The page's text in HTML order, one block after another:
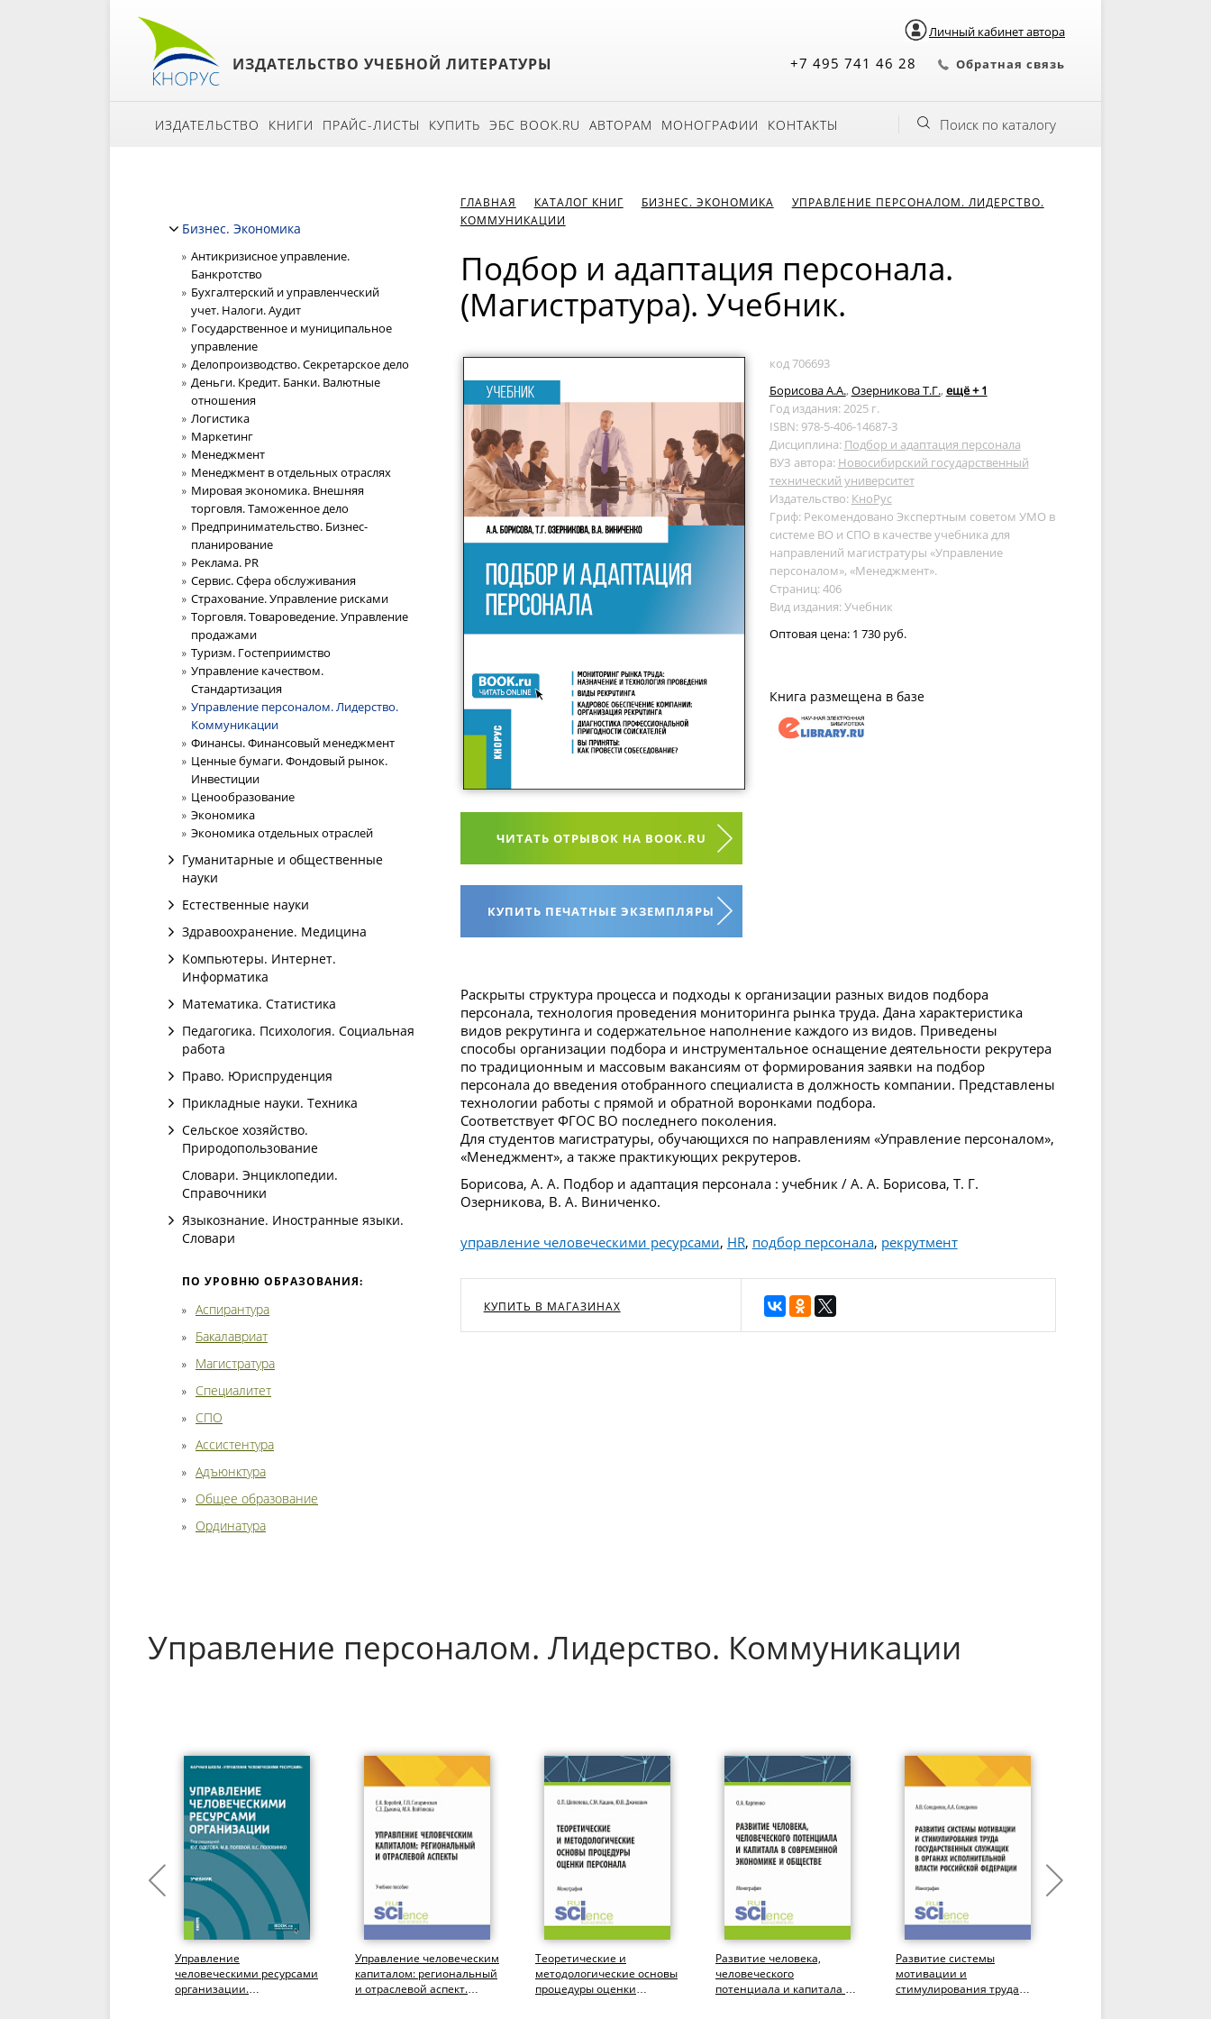
Личный кабинет автора
ИЗДАТЕЛЬСТВО УЧЕБНОЙ ЛИТЕРАТУРЫ +7 495 741 46 28 Обратная связь
ИЗДАТЕЛЬСТВО КНИГИ ПРАЙС-ЛИСТЫ КУПИТЬ ЭБС BOOK.RU АВТОРАМ МОНОГРАФИИ КОНТАКТЫ Поиск по каталогу
Бизнес. Экономика
Антикризисное управление.
Банкротство
Бухгалтерский и управленческий
учет. Налоги. Аудит
Государственное и муниципальное
управление
Делопроизводство. Секретарское дело
Деньги. Кредит. Банки. Валютные
отношения
Логистика
Маркетинг
Менеджмент
Менеджмент в отдельных отраслях
Мировая экономика. Внешняя
торговля. Таможенное дело
Предпринимательство. Бизнес-
планирование
Реклама. PR
Сервис. Сфера обслуживания
Страхование. Управление рисками
Торговля. Товароведение. Управление
продажами
Туризм. Гостеприимство
Управление качеством.
Стандартизация
Управление персоналом. Лидерство.
Коммуникации
Финансы. Финансовый менеджмент
Ценные бумаги. Фондовый рынок.
Инвестиции
Ценообразование
Экономика
Экономика отдельных отраслей
Гуманитарные и общественные
науки
Естественные науки
Здравоохранение. Медицина
Компьютеры. Интернет.
Информатика
Математика. Статистика
Педагогика. Психология. Социальная
работа
Право. Юриспруденция
Прикладные науки. Техника
Сельское хозяйство.
Природопользование
Словари. Энциклопедии.
Справочники
Языкознание. Иностранные языки.
Словари
ПО УРОВНЮ ОБРАЗОВАНИЯ:
Аспирантура
Бакалавриат
Магистратура
Специалитет
СПО
Ассистентура
Адъюнктура
Общее образование
Ординатура
ГЛАВНАЯ КАТАЛОГ КНИГ БИЗНЕС. ЭКОНОМИКА
УПРАВЛЕНИЕ ПЕРСОНАЛОМ. ЛИДЕРСТВО.
КОММУНИКАЦИИ
Подбор и адаптация персонала.
(Магистратура). Учебник.
ЧИТАТЬ ОТРЫВОК НА BOOK.RU
КУПИТЬ ПЕЧАТНЫЕ ЭКЗЕМПЛЯРЫ
код 706693
Борисова А.А., Озерникова Т.Г., ещё + 1
Год издания: 2025 г.
ISBN: 978-5-406-14687-3
Дисциплина: Подбор и адаптация персонала
ВУЗ автора: Новосибирский государственный
технический университет
Издательство: КноРус
Гриф: Рекомендовано Экспертным советом УМО в
системе ВО и СПО в качестве учебника для
направлений магистратуры «Управление
персоналом», «Менеджмент».
Страниц: 406
Вид издания: Учебник
Оптовая цена: 1 730 руб.
Книга размещена в базе
Раскрыты структура процесса и подходы к организации разных видов подбора
персонала, технология проведения мониторинга рынка труда. Дана характеристика
видов рекрутинга и содержательное наполнение каждого из видов. Приведены
способы организации подбора и инструментальное оснащение деятельности рекрутера
по традиционным и массовым вакансиям от формирования заявки на подбор
персонала до введения отобранного специалиста в должность компании. Представлены
технологии работы с прямой и обратной воронками подбора.
Соответствует ФГОС ВО последнего поколения.
Для студентов магистратуры, обучающихся по направлениям «Управление персоналом»,
«Менеджмент», а также практикующих рекрутеров.
Борисова, А. А. Подбор и адаптация персонала : учебник / А. А. Борисова, Т. Г.
Озерникова, В. А. Виниченко.
управление человеческими ресурсами, HR, подбор персонала, рекрутмент
КУПИТЬ В МАГАЗИНАХ
Управление персоналом. Лидерство. Коммуникации
Управление
человеческими ресурсами
организации.
Управление человеческим
капиталом: региональный
и отраслевой аспект.
Теоретические и
методологические основы
процедуры оценки
Развитие человека,
человеческого
потенциала и капитала в
Развитие системы
мотивации и
стимулирования труда